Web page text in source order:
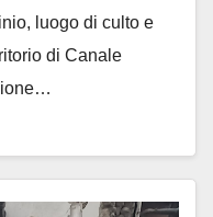
luogo di culto e
di Canale